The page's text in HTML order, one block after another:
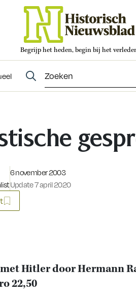
Begrijp het heden, begin bij het
Gepubliceerd op:
6 november 2003
Update 7 april 2020
Hitler door Hermann
22,50